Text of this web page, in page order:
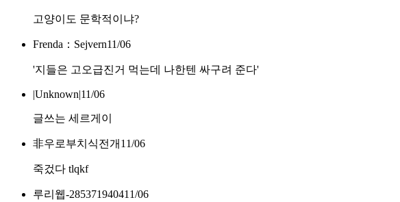
고양이도 문학적이냐?
Frenda：Sejvern11/06
'지들은 고오급진거 먹는데 나한텐 싸구려 준다'
|Unknown|11/06
글쓰는 세르게이
非우로부치식전개 11/06
죽겄다 tlqkf
루리웹-285371940411/06